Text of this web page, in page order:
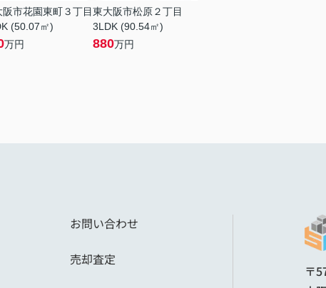
阪市花園東町３丁目
(50.07㎡)
万円
東大阪市松原２丁目
3LDK (90.54㎡)
880万円
お問い合わせ
売却査定
〒